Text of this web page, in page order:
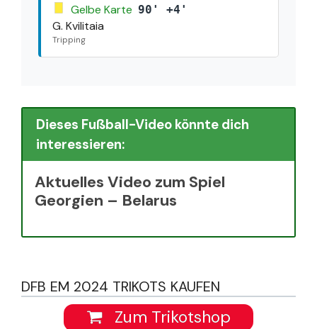
Gelbe Karte 90' +4'
G. Kvilitaia
Tripping
Dieses Fußball-Video könnte dich
interessieren:
Aktuelles Video zum Spiel
Georgien – Belarus
DFB EM 2024 TRIKOTS KAUFEN
Zum Trikotshop